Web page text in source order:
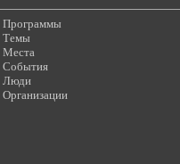
Программы
Темы
Места
События
Люди
Организации